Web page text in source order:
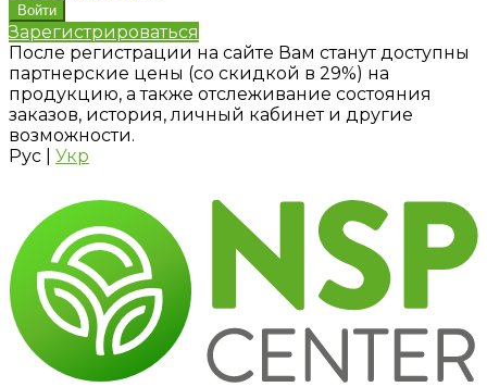
Зарегистрироваться
После регистрации на сайте Вам станут доступны
партнерские цены (со скидкой в 29%) на
продукцию, а также отслеживание состояния
заказов, история, личный кабинет и другие
возможности.
Рус
Укр